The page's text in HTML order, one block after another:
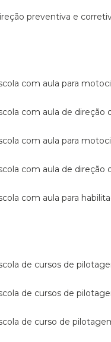
direção preventiva e
com aula para
com aula de
com aula para
com aula de
com aula para
de cursos de
de cursos de
de curso de